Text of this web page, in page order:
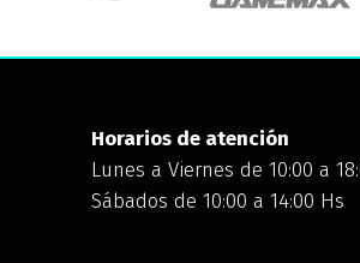
Horarios de atención
Lunes a Viernes de 10:00 a
Sábados de 10:00 a 14:00 Hs